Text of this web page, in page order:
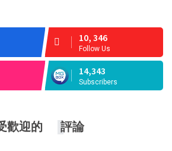
10, 346
Follow Us
14,343
Subscribers
歡迎的 評論